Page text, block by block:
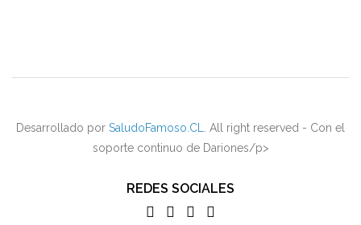
Desarrollado por SaludoFamoso.CL
. All right reserved - Con el
soporte continuo de Dariones/p>
REDES SOCIALES